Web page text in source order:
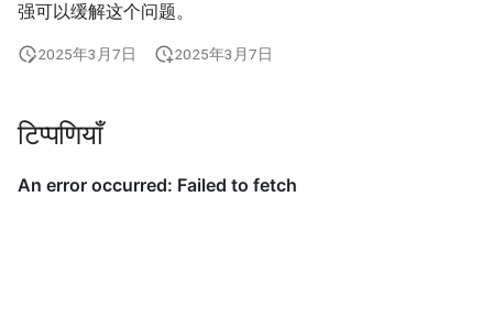
强可以缓解这个问题。
2025年3月7日 2025年3月7日
टिप्पणियाँ